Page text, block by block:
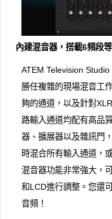
內建混音器，搭載6頻段
ATEM Television
勝任複雜的現場混音工
夠的通道，以及針對
路輸入通道均配有高品
器、擴展器以及雜訊門
時混合所有輸入通道，
混音器功能非常強大，
和LCD進行調整。您還
音頻！